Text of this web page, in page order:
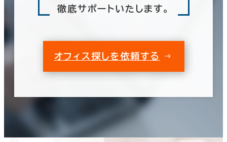
徹底サポートいたします。
オフィス探しを依頼する